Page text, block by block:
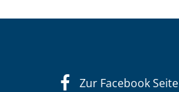
Zur Facebook Seite